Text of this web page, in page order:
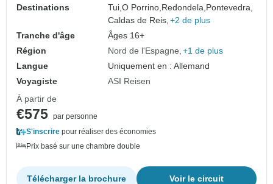
Destinations
Tui,O Porrino, Redondela, Pontevedra,
Caldas de Reis, +2 de plus
Tranche d'âge
Âges 16+
Région
Nord de l'Espagne +1 de plus
Langue
Uniquement en : Allemand
Voyagiste
ASI Reisen
À partir de
€575 par personne
S'inscrire pour réaliser des économies
Prix basé sur une chambre double
Voir le circuit
Télécharger la brochure